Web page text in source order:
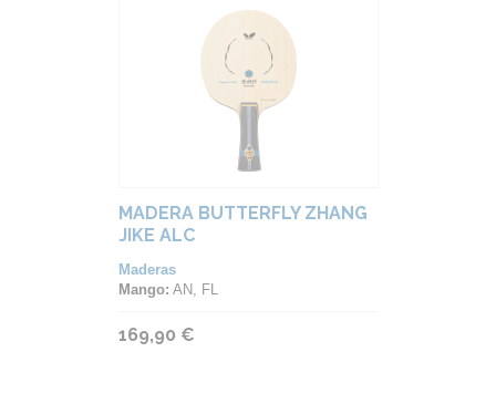
MADERA BUTTERFLY ZHANG
JIKE ALC
Maderas
Mango: AN, FL
169,90 €